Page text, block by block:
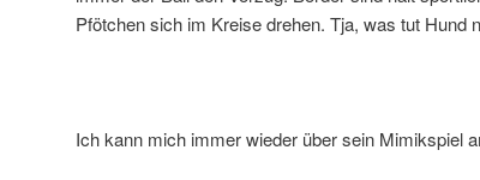
Pfötchen sich im Kreise drehen. Tja, was tut Hund
Ich kann mich immer wieder über sein Mimikspiel